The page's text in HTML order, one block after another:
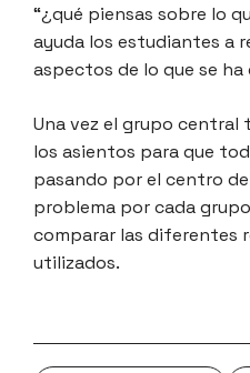
“¿qué piensas sobre lo
ayuda los estudiantes a
aspectos de lo que se ha
Una vez el grupo central
los asientos para que
pasando por el centro
problema por cada
comparar las diferentes
utilizados.